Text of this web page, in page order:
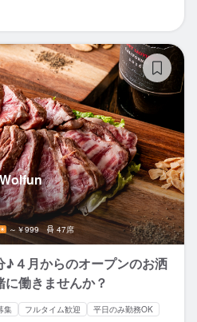
～￥999 47席
４月からのオープンのお洒
働きませんか？
集 フルタイム歓迎
平日のみ勤務OK